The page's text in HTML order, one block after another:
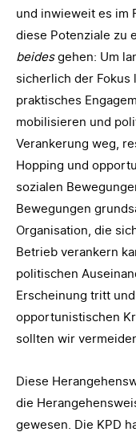
und inwieweit es im
diese Potenziale zu
beidesgehen: Um
sicherlich der Fokus
praktisches
mobilisieren und
Verankerung weg,
Hopping und
sozialen
Bewegungen
Organisation, die
Betrieb verankern
politischen
Erscheinung tritt
opportunistischen
sollten wir
Diese
die
gewesen. Die KPD